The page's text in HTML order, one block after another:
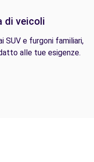
di veicoli
SUV e furgoni familiari,
alle tue esigenze.